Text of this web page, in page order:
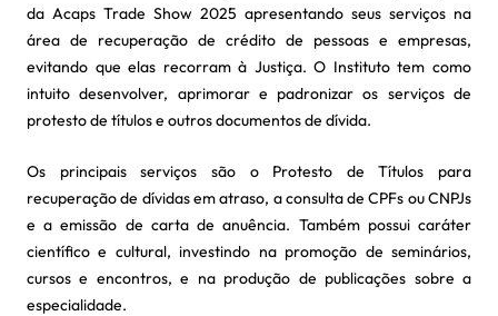
da Acaps Trade Show 2025 apresentando seus serviços na
área de recuperação de crédito de pessoas e empresas,
evitando que elas recorram à Justiça. O Instituto tem como
intuito desenvolver, aprimorar e padronizar os serviços de
protesto de títulos e outros documentos de dívida.
Os principais serviços são o Protesto de Títulos para
recuperação de dívidas em atraso, a consulta de CPFs ou CNPJs
e a emissão de carta de anuência. Também possui caráter
científico e cultural, investindo na promoção de seminários,
cursos e encontros, e na produção de publicações sobre a
especialidade.